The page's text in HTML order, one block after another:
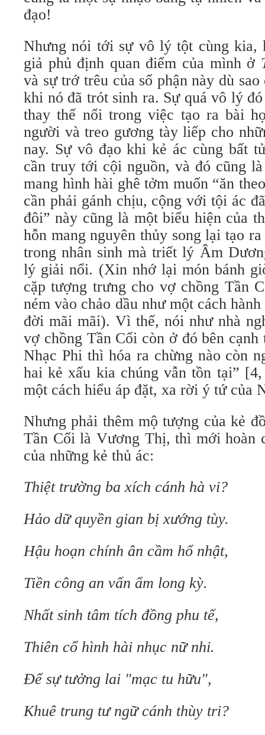
đạo!
Nhưng nói tới sự vô lý tột cùng kia,
giả phủ định quan điểm của mình ở
và sự trớ trêu của số phận này dù
khi nó đã trót sinh ra. Sự quá vô lý
thay thế nổi trong việc tạo ra bài
người và treo gương tày liếp cho
nay. Sự vô đạo khi kẻ ác cùng bất
cần truy tới cội nguồn, và đó cũng
mang hình hài ghê tởm muốn “ăn
cần phải gánh chịu, cộng với tội ác
đôi” này cũng là một biểu hiện của
hỗn mang nguyên thủy song lại tạo
trong nhân sinh mà triết lý Âm
lý giải nổi. (Xin nhớ lại món bánh
cặp tượng trưng cho vợ chồng Tần
ném vào chảo dầu như một cách
đời mãi mãi). Vì thế, nói như nhà
vợ chồng Tần Cối còn ở đó bên
Nhạc Phi thì hóa ra chừng nào còn
hai kẻ xấu kia chúng vẫn tồn tại”
một cách hiểu áp đặt, xa rời ý tứ của
Nhưng phải thêm mộ tượng của kẻ
Tần Cối là Vương Thị, thì mới hoàn
của những kẻ thủ ác:
Thiệt trường ba xích cánh hà vi?
Hảo dữ quyền gian bị xướng tùy.
Hậu hoạn chính ân cầm hổ nhật,
Tiền công an vấn ẩm long kỳ.
Nhất sinh tâm tích đồng phu tế,
Thiên cổ hình hài nhục nữ nhi.
Để sự tưởng lai "mạc tu hữu",
Khuê trung tư ngữ cánh thùy tri?